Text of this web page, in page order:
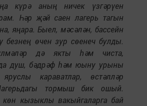
күрә аның ничек үзгәрүен
Һәр җәй саен лагерь тагын
яңара. Быел, мәсәлән, бассейн
безнең өчен зур сөенеч булды.
дә якты һәм чиста,
душ, бәдрәф һәм юыну урыны
караватлар, өстәлләр
тормыш бик ошый.
кызыклы вакыйгаларга бай